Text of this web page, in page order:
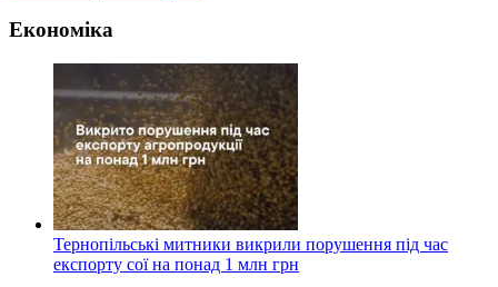
Економіка
Тернопільські митники викрили порушення під час
експорту сої на понад 1 млн грн